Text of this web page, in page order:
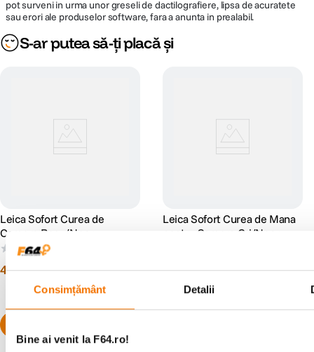
Consimțământ Detalii
Bine ai venit la F64.ro!
pot surveni in urma unor greseli de dactilografiere, lipsa de acuratete
sau erori ale produselor software, fara a anunta in prealabil.
S-ar putea să-ți placă și
Leica Sofort Curea de
Camera Rosu/Negru
446 lei
Leica Sofort Curea de Mana
pentru Camera Gri/Negru
284 lei